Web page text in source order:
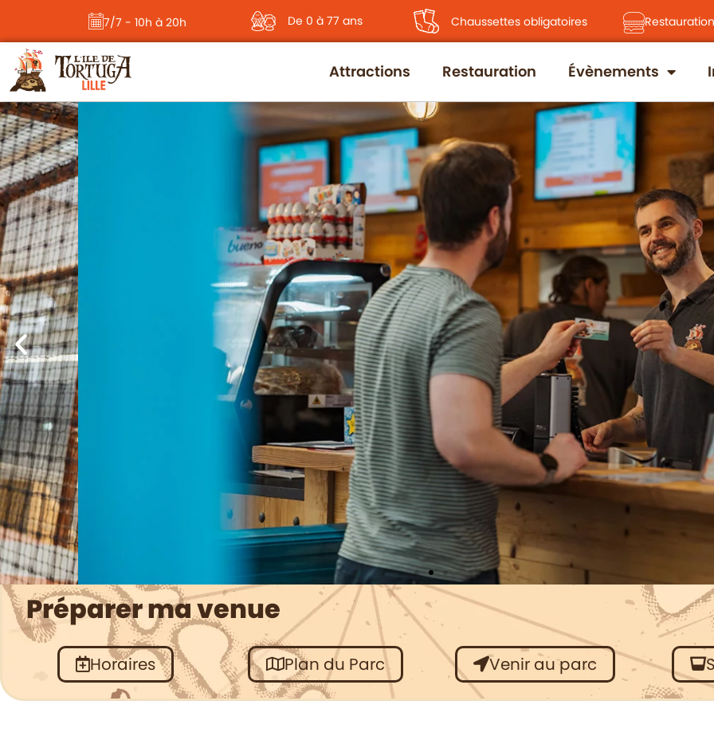
7/7 - 10h à 20h De 0 à 77 ans Chaussettes obligatoires
Attractions Restauration Évènements
La Taverne de
la Tortue
Préparer ma venue
Horaires Plan du Parc Venir au parc